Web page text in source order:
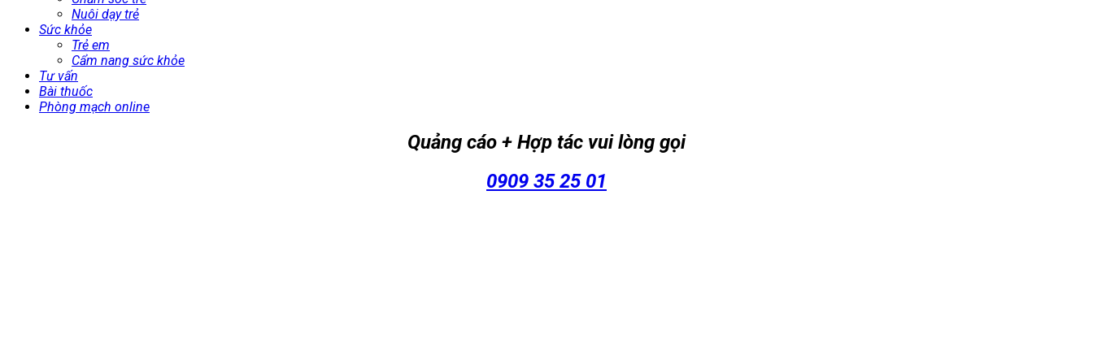
Nuôi dạy trẻ
Sức khỏe
Trẻ em
Cẩm nang sức khỏe
Tư vấn
Bài thuốc
Phòng mạch online
Quảng cáo + Hợp tác vui lòng gọi
0909 35 25 01